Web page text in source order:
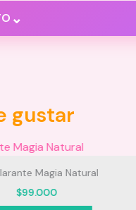
⌄
gustar
el cabello Mil Deseos
Estrellas